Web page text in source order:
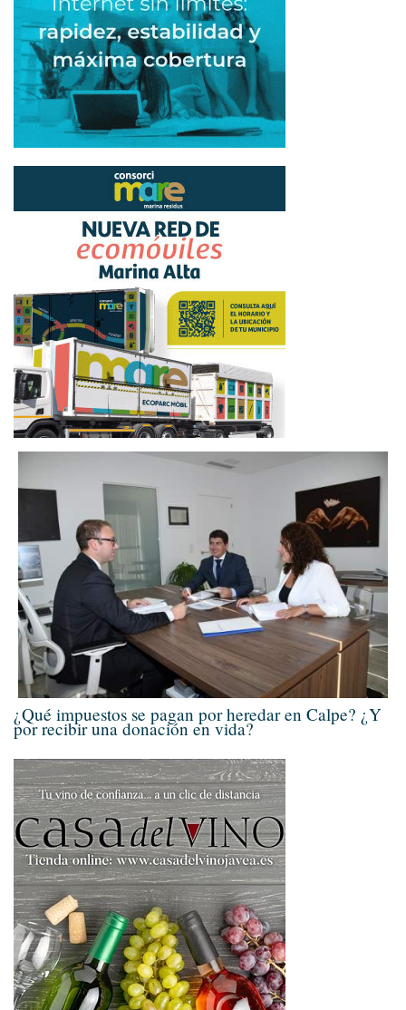
¿Qué impuestos se pagan por heredar en Calpe? ¿Y
por recibir una donación en vida?